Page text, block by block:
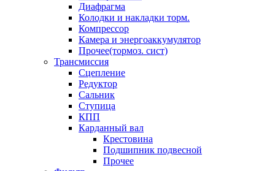
Диафрагма
Колодки и накладки торм.
Компрессор
Камера и энергоаккумулятор
Прочее(тормоз. сист)
Трансмиссия
Сцепление
Редуктор
Сальник
Ступица
КПП
Карданный вал
Крестовина
Подшипник подвесной
Прочее